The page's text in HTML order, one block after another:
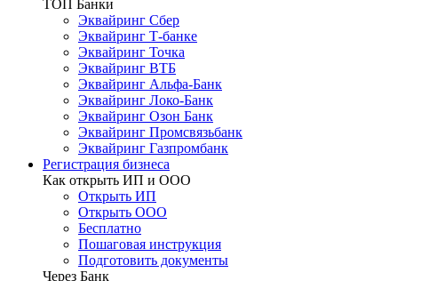
ТОП Банки
Эквайринг Сбер
Эквайринг Т-банке
Эквайринг Точка
Эквайринг ВТБ
Эквайринг Альфа-Банк
Эквайринг Локо-Банк
Эквайринг Озон Банк
Эквайринг Промсвязьбанк
Эквайринг Газпромбанк
Регистрация бизнеса
Как открыть ИП и ООО
Открыть ИП
Открыть ООО
Бесплатно
Пошаговая инструкция
Подготовить документы
Через Банк